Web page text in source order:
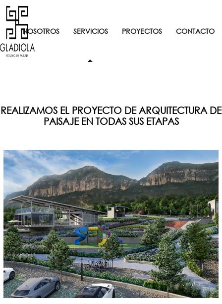
NOSOTROS SERVICIOS PROYECTOS CONTACTO
REALIZAMOS EL PROYECTO DE ARQUITECTURA DE
PAISAJE EN TODAS SUS ETAPAS​